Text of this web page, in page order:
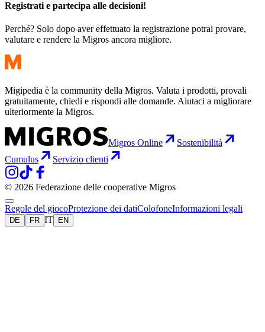
Registrati e partecipa alle decisioni!
Perché? Solo dopo aver effettuato la registrazione potrai provare,
valutare e rendere la Migros ancora migliore.
Migipedia è la community della Migros. Valuta i prodotti, provali
gratuitamente, chiedi e rispondi alle domande. Aiutaci a migliorare
ulteriormente la Migros.
Migros Online
Sostenibilità
Cumulus
Servizio clienti
© 2026 Federazione delle cooperative Migros
Regole del giocoProtezione dei datiColofoneInformazioni legali
DE FR IT EN